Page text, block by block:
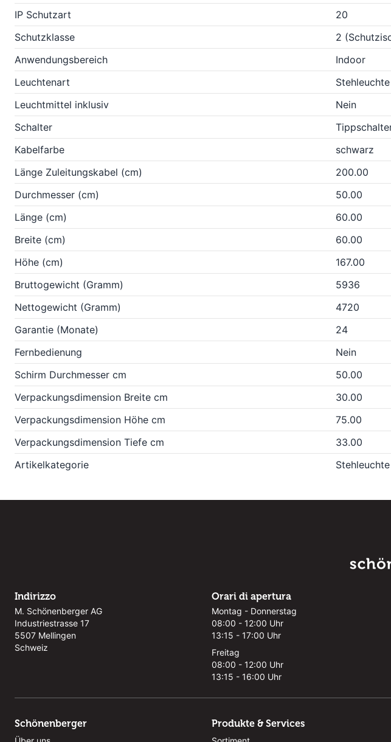
IP Schutzart
20
Schutzklasse
2
Anwendungsbereich
Indoor
Leuchtenart
Stehleuchte
Leuchtmittel inklusiv
Nein
Schalter
Kabelfarbe
schwarz
Länge Zuleitungskabel (cm)
200.00
Durchmesser (cm)
50.00
Länge (cm)
60.00
Breite (cm)
60.00
Höhe (cm)
167.00
Bruttogewicht (Gramm)
5936
Nettogewicht (Gramm)
4720
Garantie (Monate)
24
Fernbedienung
Nein
Schirm Durchmesser cm
50.00
Verpackungsdimension Breite cm
30.00
Verpackungsdimension Höhe cm
75.00
Verpackungsdimension Tiefe cm
33.00
Artikelkategorie
Stehleuchte
Indirizzo
M. Schönenberger AG
Industriestrasse 17
5507 Mellingen
Schweiz
Orari di apertura
Montag - Donnerstag
08:00 - 12:00 Uhr
13:15 - 17:00 Uhr
Freitag
08:00 - 12:00 Uhr
13:15 - 16:00 Uhr
Schönenberger Produkte & Services